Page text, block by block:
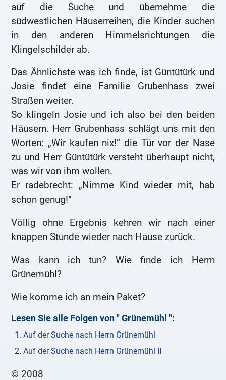
auf die Suche und übernehme die
südwestlichen Häuserreihen, die Kinder suchen
in den anderen Himmelsrichtungen die
Klingelschilder ab.
Das Ähnlichste was ich finde, ist Güntütürk und
Josie findet eine Familie Grubenhass zwei
Straßen weiter.
So klingeln Josie und ich also bei den beiden
Häusern. Herr Grubenhass schlägt uns mit den
Worten: „Wir kaufen nix!“ die Tür vor der Nase
zu und Herr Güntütürk versteht überhaupt nicht,
was wir von ihm wollen.
Er radebrecht: „Nimme Kind wieder mit, hab
schon genug!“
Völlig ohne Ergebnis kehren wir nach einer
knappen Stunde wieder nach Hause zurück.
Was kann ich tun? Wie finde ich Herrn
Grünemühl?
Wie komme ich an mein Paket?
Lesen Sie alle Folgen von "Grünemühl":
Auf der Suche nach Herrn Grünemühl
Auf der Suche nach Herrn Grünemühl II
© 2008